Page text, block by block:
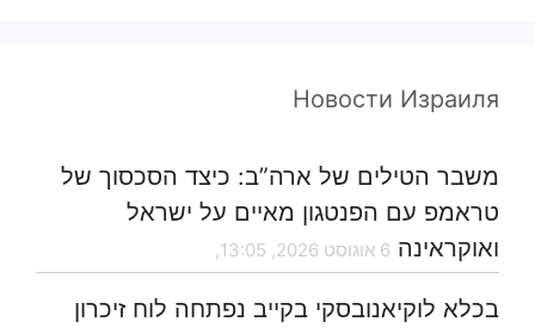
Новости Израиля
משבר הטילים של ארה”ב: כיצד הסכסוך של
טראמפ עם הפנטגון מאיים על ישראל
ואוקראינה 6 אוגוסט 2026, 13:05,
בכלא לוקיאנובסקי בקייב נפתחה לוח זיכרון